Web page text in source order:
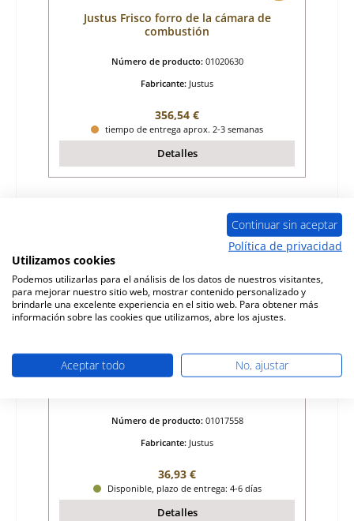
Justus Frisco forro de la cámara de
combustión
Número de producto: 01020630
Fabricante: Justus
Precio normal:
356,54 €
tiempo de entrega aprox. 2-3 semanas
Detalles
Justus Frisco ladrillo de la pared trasera a
Número de producto: 01017558
Fabricante: Justus
Precio normal:
36,93 €
Disponible, plazo de entrega: 4-6 días
Detalles
Continuar sin aceptar
Política de privacidad
Utilizamos cookies
Podemos utilizarlas para el análisis de los datos de nuestros visitantes,
para mejorar nuestro sitio web, mostrar contenido personalizado y
brindarle una excelente experiencia en el sitio web. Para obtener más
información sobre las cookies que utilizamos, abre los ajustes.
Aceptar todo No, ajustar